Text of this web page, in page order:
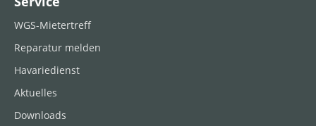
WGS-Mietertreff
Reparatur melden
Havariedienst
Aktuelles
Downloads